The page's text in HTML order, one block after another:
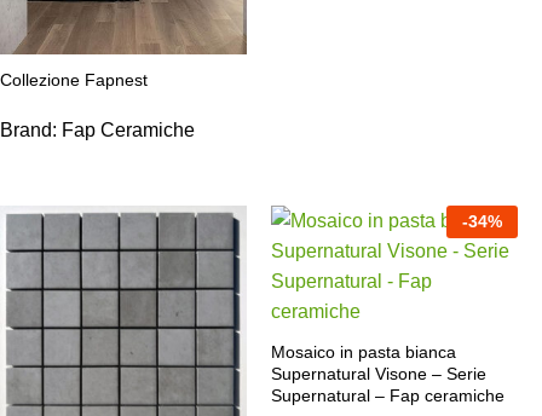
Collezione Fapnest
Brand: Fap Ceramiche
-34%
Mosaico in pasta bianca
Supernatural Visone – Serie
Supernatural – Fap ceramiche